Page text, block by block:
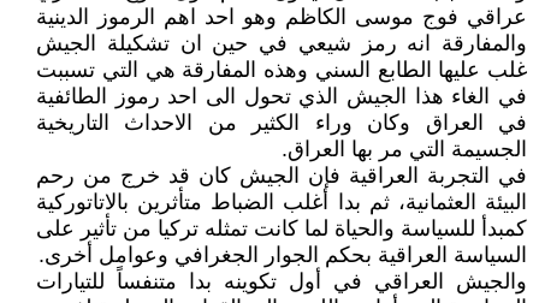
عراقي فوج موسى الكاظم وهو احد اهم الرموز الدينية
والمفارقة انه رمز شيعي في حين ان تشكيلة الجيش
غلب عليها الطابع السني وهذه المفارقة هي التي تسببت
في الغاء هذا الجيش الذي تحول الى احد رموز الطائفية
في العراق وكان وراء الكثير من الاحداث التاريخية
الجسيمة التي مر بها العراق.
في التجربة العراقية فإن الجيش كان قد خرج من رحم
البيئة العثمانية، ثم بدا أغلب الضباط متأثرين بالاتاتوركية
كمبدأ للسياسة والحياة لما كانت تمثله تركيا من تأثير على
السياسة العراقية بحكم الجوار الجغرافي وعوامل أخرى.
والجيش العراقي في أول تكوينه بدا متنفساً للتيارات